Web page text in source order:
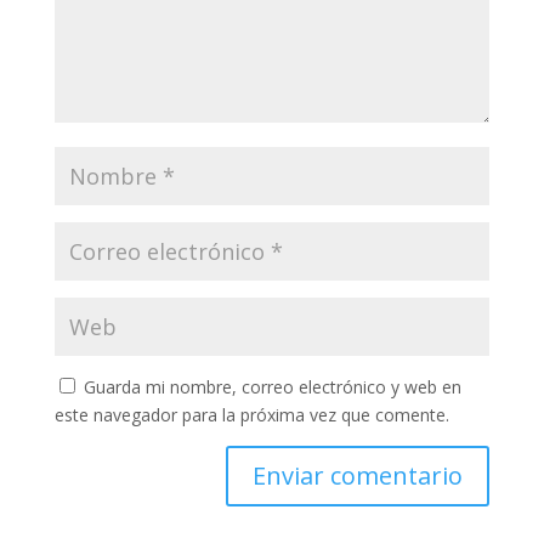
Guarda mi nombre, correo electrónico y web en
este navegador para la próxima vez que comente.